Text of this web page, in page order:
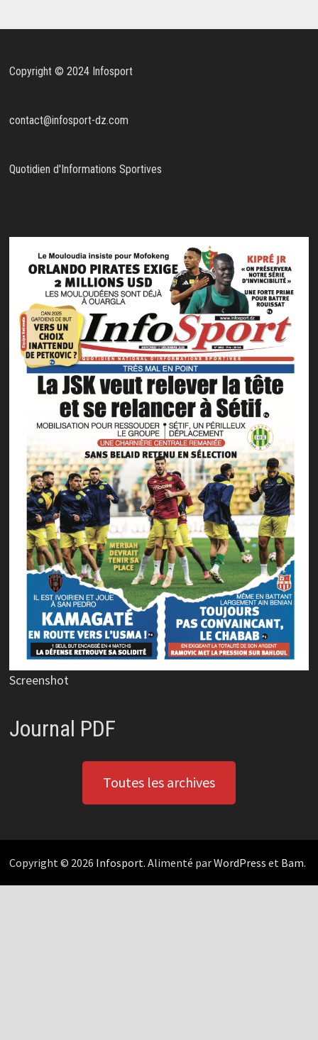
Copyright © 2024 Infosport
contact@infosport-dz.com
Quotidien d'Informations Sportives
Screenshot
Journal PDF
Toutes les archives
Copyright © 2026 Infosport. Alimenté parWordPress et Bam.